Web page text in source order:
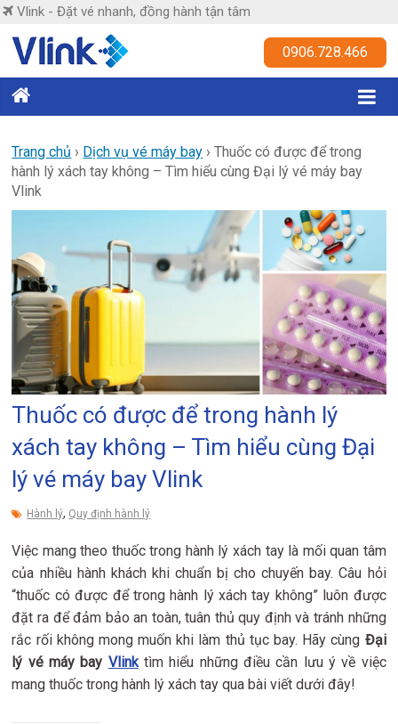
Skip
content
Vlink - Đặt vé nhanh, đồng hành tận tâm
Vlink
nhanh,
đồng
hành
tận
0906.728.466
Trang chủ › Dịch vụ vé máy bay ›Thuốc có được để trong
hành lý xách tay không – Tìm hiểu cùng Đại lý vé máy bay
Vlink
Thuốc có được để trong hành lý
xách tay không – Tìm hiểu cùng Đại
lý vé máy bay Vlink
Hành lý, Quy định hành lý
Việc mang theo thuốc trong hành lý xách tay là mối quan tâm
của nhiều hành khách khi chuẩn bị cho chuyến bay. Câu hỏi
“thuốc có được để trong hành lý xách tay không” luôn được
đặt ra để đảm bảo an toàn, tuân thủ quy định và tránh những
rắc rối không mong muốn khi làm thủ tục bay. Hãy cùng Đại
lý vé máy bay Vlinktìm hiểu những điều cần lưu ý về việc
mang thuốc trong hành lý xách tay qua bài viết dưới đây!